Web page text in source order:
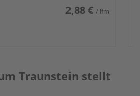
2,88 € / lfm
Traunstein stellt